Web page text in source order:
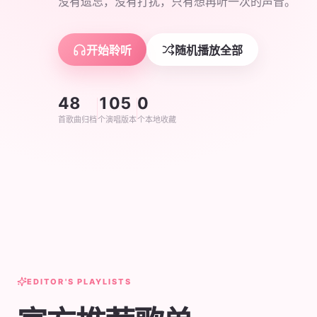
开始聆听 随机播放全部
48
首歌曲归档
105
个演唱版本
0
个本地收藏
EDITOR'S PLAYLISTS